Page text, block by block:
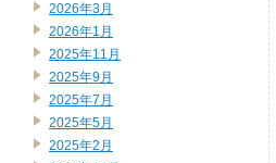
2026年3月
2026年1月
2025年11月
2025年9月
2025年7月
2025年5月
2025年2月